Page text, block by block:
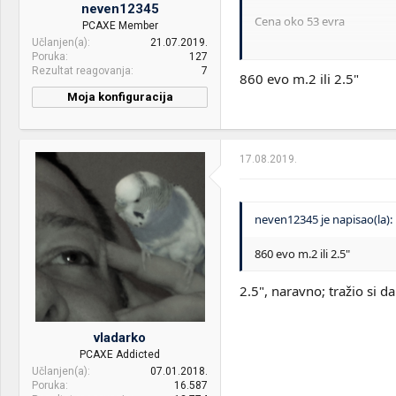
neven12345
PCAXE Member
Učlanjen(a)
21.07.2019.
Poruka
127
Rezultat reagovanja
7
Moja konfiguracija
Cena oko 53 evra
Imaj na umu da je
860 evo m.2 ili 2.5"
vladarko
PCAXE Addicted
Učlanjen(a)
07.01.2018.
Poruka
16.587
17.08.2019.
neven12345 je napisao(la):
860 evo m.2 ili 2.5"
2.5", naravno; tražio si